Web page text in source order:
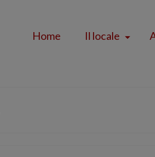
Home Il locale